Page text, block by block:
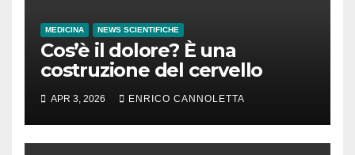
MEDICINA NEWS SCIENTIFICHE
Cos’è il dolore? È una
costruzione del cervello
APR 3, 2026 ENRICO CANNOLETTA